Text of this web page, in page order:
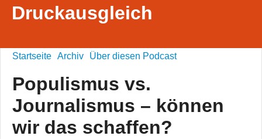
Druckausgleich
Startseite Archiv Über diesen Podcast
Populismus vs.
Journalismus – können
wir das schaffen?